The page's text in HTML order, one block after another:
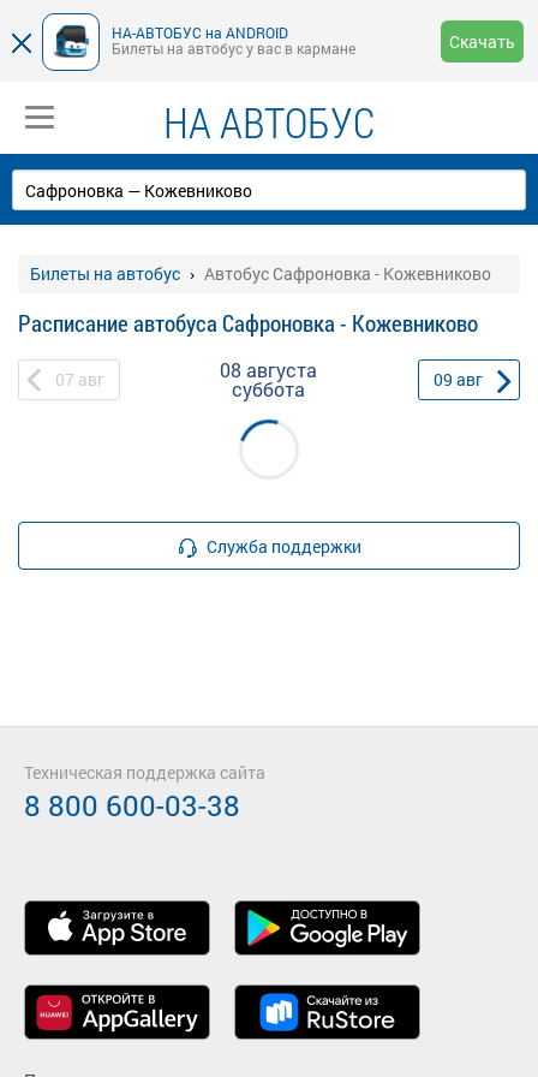
НА-АВТОБУС на ANDROID
Билеты на автобус у вас в кармане
Скачать
НА АВТОБУС
Билеты на автобус Автобус Сафроновка - Кожевниково
Расписание автобуса Сафроновка - Кожевниково
07 авг 08 августа
суббота 09 авг
Служба поддержки
Техническая поддержка сайта
8 800 600-03-38